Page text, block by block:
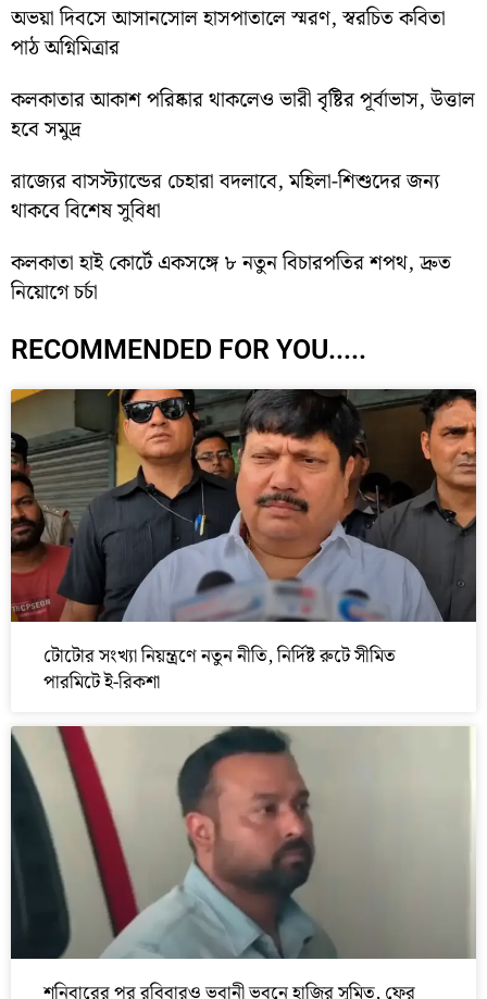
অভয়া দিবসে আসানসোল হাসপাতালে স্মরণ, স্বরচিত কবিতা
পাঠ অগ্নিমিত্রার
কলকাতার আকাশ পরিষ্কার থাকলেও ভারী বৃষ্টির পূর্বাভাস, উত্তাল
হবে সমুদ্র
রাজ্যের বাসস্ট্যান্ডের চেহারা বদলাবে, মহিলা-শিশুদের জন্য
থাকবে বিশেষ সুবিধা
কলকাতা হাই কোর্টে একসঙ্গে ৮ নতুন বিচারপতির শপথ, দ্রুত
নিয়োগে চর্চা
RECOMMENDED FOR YOU.....
টোটোর সংখ্যা নিয়ন্ত্রণে নতুন নীতি, নির্দিষ্ট রুটে সীমিত
পারমিটে ই-রিকশা